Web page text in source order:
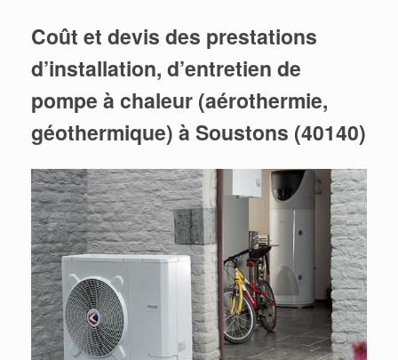
Coût et devis des prestations
d’installation, d’entretien de
pompe à chaleur (aérothermie,
géothermique) à Soustons (40140)